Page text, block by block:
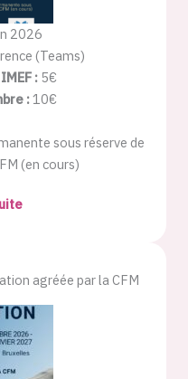
2026
(Teams)
: 5€
:10€
sous réserve de
(en cours)
agréée par la CFM